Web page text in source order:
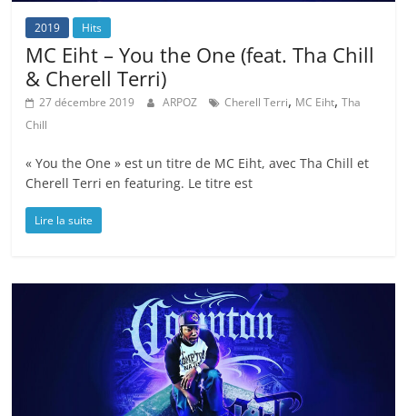
2019 Hits
MC Eiht – You the One (feat. Tha Chill
& Cherell Terri)
27 décembre 2019 ARPOZ Cherell Terri, MC Eiht,Tha
Chill
« You the One » est un titre de MC Eiht, avec Tha Chill et
Cherell Terri en featuring. Le titre est
Lire la suite